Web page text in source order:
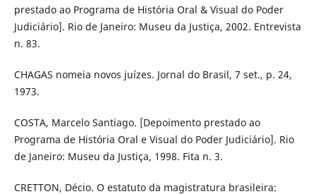
prestado ao Programa de História Oral & Visual do Poder
Judiciário]. Rio de Janeiro: Museu da Justiça, 2002. Entrevista
n. 83.
CHAGAS nomeia novos juízes. Jornal do Brasil, 7 set., p. 24,
1973.
COSTA, Marcelo Santiago. [Depoimento prestado ao
Programa de História Oral e Visual do Poder Judiciário]. Rio
de Janeiro: Museu da Justiça, 1998. Fita n. 3.
CRETTON, Décio. O estatuto da magistratura brasileira: